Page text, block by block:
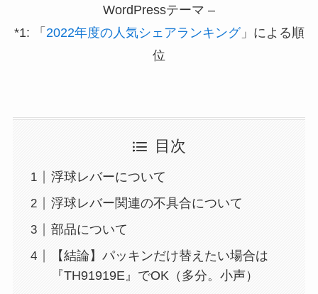
WordPressテーマ –
*1: 「 2022年度の人気シェアランキング」による順
位
目次
浮球レバーについて
浮球レバー関連の不具合について
部品について
【結論】パッキンだけ替えたい場合は
『TH91919E』でOK（多分。小声）